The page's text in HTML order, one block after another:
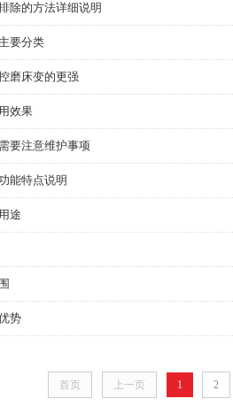
除的方法详细说明
要分类
磨床变的更强
效果
要注意维护事项
能特点说明
途
势
首页 上一页 1 2